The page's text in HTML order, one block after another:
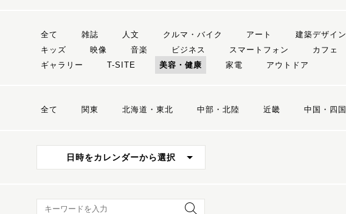
全て 雑誌 人文 クルマ・バイク アート 建築デザイン
キッズ
映像 音楽 ビジネス スマートフォン カフェ
ギャラリー
T-SITE 美容・健康 家電 アウトドア
全て 関東 北海道・東北 中部・北陸 近畿 中国・四国
日時をカレンダーから選択
キーワード検索